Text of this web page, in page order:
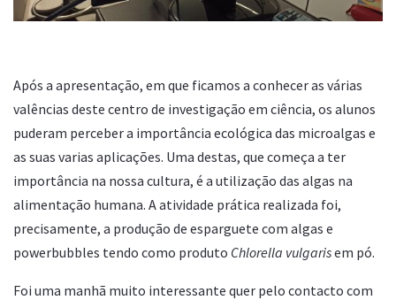
Após a apresentação, em que ficamos a conhecer as várias
valências deste centro de investigação em ciência, os alunos
puderam perceber a importância ecológica das microalgas e
as suas varias aplicações. Uma destas, que começa a ter
importância na nossa cultura, é a utilização das algas na
alimentação humana. A atividade prática realizada foi,
precisamente, a produção de esparguete com algas e
powerbubbles tendo como produto Chlorella vulgarisem pó.
Foi uma manhã muito interessante quer pelo contacto com